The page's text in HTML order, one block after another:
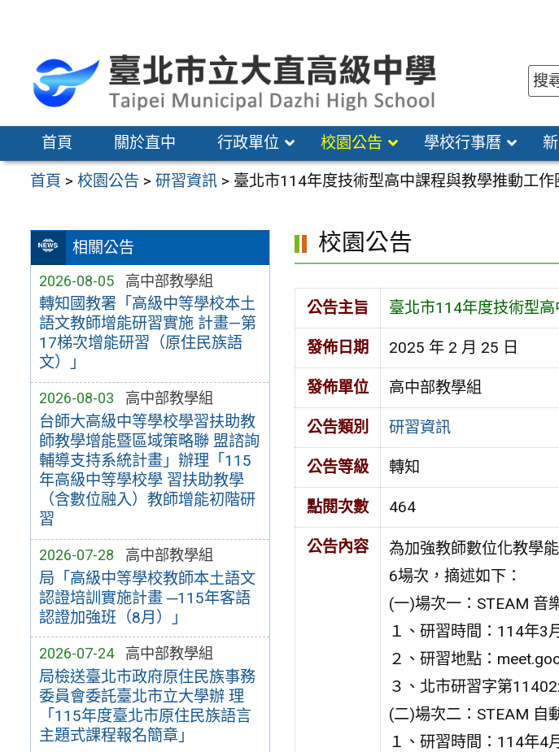
區
首頁 關於直中 行政單位 校園公告 學校行事曆
首頁 >校園公告 >研習資訊 > 臺北市114年度技術型高中課程與教學推動工作
相關公告
2026-08-05 高中部教學組
轉知國教署「高級中等學校本土
語文教師增能研習實施 計畫—第
17梯次增能研習（原住民族語
文）」
2026-08-03 高中部教學組
台師大高級中等學校學習扶助教
師教學增能暨區域策略聯 盟諮詢
輔導支持系統計畫」辦理「115
年高級中等學校學 習扶助教學
（含數位融入）教師增能初階研
習
2026-07-28 高中部教學組
局「高級中等學校教師本土語文
認證培訓實施計畫 ─115年客語
認證加強班（8月）」
2026-07-24 高中部教學組
局檢送臺北市政府原住民族事務
委員會委託臺北市立大學辦 理
「115年度臺北市原住民族語言
主題式課程報名簡章」
校園公告
公告主旨 臺北市114年度技術型
發佈日期 2025 年 2 月 25 日
發佈單位 高中部教學組
公告類別 研習資訊
公告等級 轉知
點閱次數 464
公告內容
為加強教師數位化教學
6場次，摘述如下：
(一)場次一：STEAM 音
１、研習時間：114年3
２、研習地點：
３、北市研習字第
(二)場次二：STEAM 自
１、研習時間：114年4